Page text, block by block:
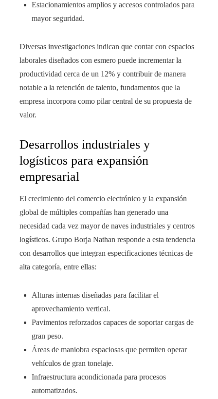
Estacionamientos amplios y accesos controlados para
mayor seguridad.
Diversas investigaciones indican que contar con espacios
laborales diseñados con esmero puede incrementar la
productividad cerca de un 12% y contribuir de manera
notable a la retención de talento, fundamentos que la
empresa incorpora como pilar central de su propuesta de
valor.
Desarrollos industriales y
logísticos para expansión
empresarial
El crecimiento del comercio electrónico y la expansión
global de múltiples compañías han generado una
necesidad cada vez mayor de naves industriales y centros
logísticos. Grupo Borja Nathan responde a esta tendencia
con desarrollos que integran especificaciones técnicas de
alta categoría, entre ellas:
Alturas internas diseñadas para facilitar el
aprovechamiento vertical.
Pavimentos reforzados capaces de soportar cargas de
gran peso.
Áreas de maniobra espaciosas que permiten operar
vehículos de gran tonelaje.
Infraestructura acondicionada para procesos
automatizados.